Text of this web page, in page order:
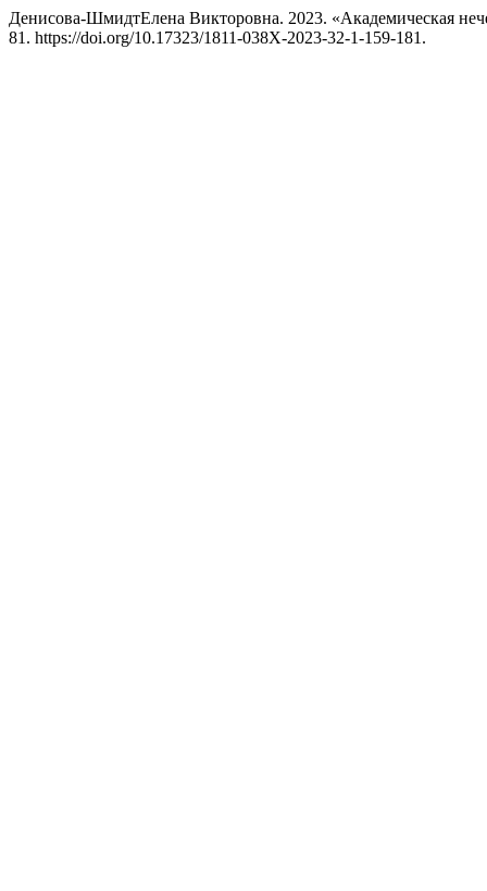
Денисова-ШмидтЕлена Викторовна. 2023. «Академическая
81. https://doi.org/10.17323/1811-038X-2023-32-1-159-181.